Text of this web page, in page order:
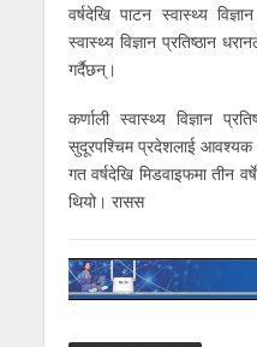
वर्षदेखि पाटन स्वास्थ्य
स्वास्थ्य विज्ञान प्रतिष्ठान
गर्दैछन्।
कर्णाली स्वास्थ्य विज्ञान
सुदूरपश्चिम प्रदेशलाई आवश्यक
गत वर्षदेखि मिडवाइफमा तीन
थियो। रासस